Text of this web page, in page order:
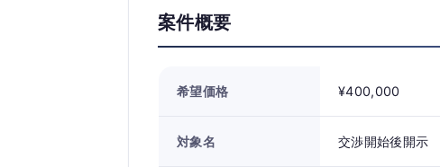
案件概要
希望価格 ¥400,000
対象名 交渉開始後開示